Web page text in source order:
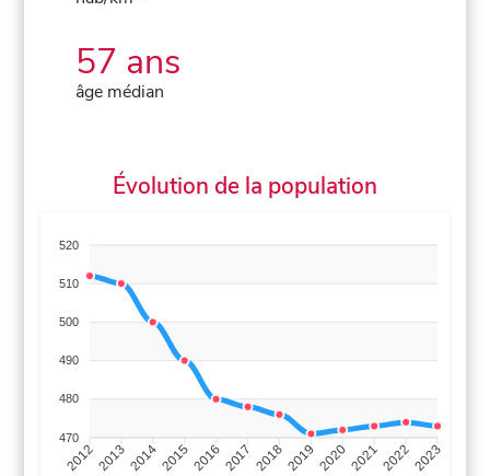
57 ans
âge médian
Évolution de la population
520
510
500
490
480
470
201220132014201520162017 20182019 2020202120222023